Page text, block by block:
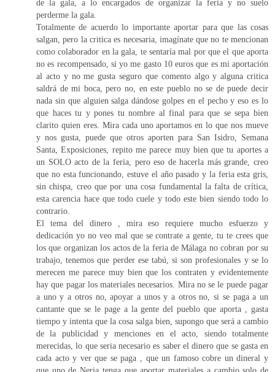
de la gala, a lo encargados de organizar la feria y no suelo
perderme la gala.
Totalmente de acuerdo lo importante aportar para que las cosas
salgan, pero la critica es necesaria, imagínate que no te mencionan
como colaborador en la gala, te sentaría mal por que el que aporta
no es recompensado, si yo me gasto 10 euros que es mi aportación
al acto y no me gusta seguro que comento algo y alguna critica
saldrá de mi boca, pero no, en este pueblo no se de puede decir
nada sin que alguien salga dándose golpes en el pecho y eso es lo
que haces tu y pones tu nombre al final para que se sepa bien
clarito quien eres. Mira cada uno aportamos en lo que nos mueve
y nos gusta, puede que otros aporten para San Isidro, Semana
Santa, Exposiciones, repito me parece muy bien que tu aportes a
un SOLO acto de la feria, pero eso de hacerla más grande, creo
que no esta funcionando, estuve el año pasado y la feria esta gris,
sin chispa, creo que por una cosa fundamental la falta de crítica,
esta carencia hace que todo cuele y todo este bien siendo todo lo
contrario.
El tema del dinero , mira eso requiere mucho esfuerzo y
dedicación yo no veo mal que se contrate a gente, tu te crees que
los que organizan los actos de la feria de Málaga no cobran por su
trabajo, tenemos que perder ese tabú, si son profesionales y se lo
merecen me parece muy bien que los contraten y evidentemente
hay que pagar los materiales necesarios. Mira no se le puede pagar
a uno y a otros no, apoyar a unos y a otros no, si se paga a un
cantante que se le page a la gente del pueblo que aporta , gasta
tiempo y intenta que la cosa salga bien, supongo que será a cambio
de la publicidad y menciones en el acto, siendo totalmente
merecidas, lo que seria necesario es saber el dinero que se gasta en
cada acto y ver que se paga , que un famoso cobre un dineral y
que uno de Nerja tenga que aportar materiales a cambio solo de